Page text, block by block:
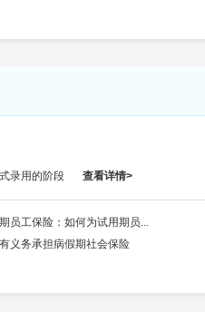
录用的阶段 查看详情>
员工保险：如何为试用期员...
义务承担病假期社会保险